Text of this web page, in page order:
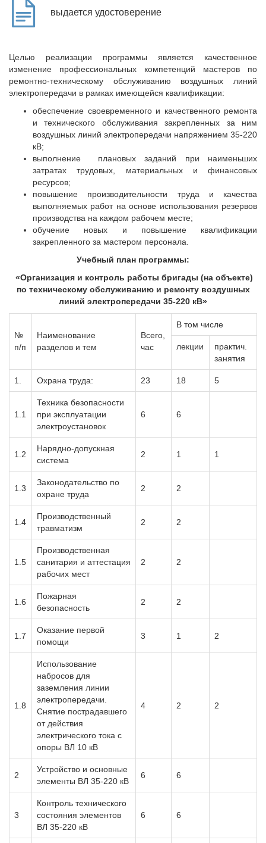
выдается удостоверение
Целью реализации программы является качественное
изменение профессиональных компетенций мастеров по
ремонтно-техническому обслуживанию воздушных линий
электропередачи в рамках имеющейся квалификации:
обеспечение своевременного и качественного ремонта
и технического обслуживания закрепленных за ним
воздушных линий электропередачи напряжением 35-220
кВ;
выполнение плановых заданий при наименьших
затратах трудовых, материальных и финансовых
ресурсов;
повышение производительности труда и качества
выполняемых работ на основе использования резервов
производства на каждом рабочем месте;
обучение новых и повышение квалификации
закрепленного за мастером персонала.
Учебный план программы:
«Организация и контроль работы бригады (на объекте)
по техническому обслуживанию и ремонту воздушных
линий электропередачи 35-220 кВ»
№
п/п
Наименование
разделов и тем
Всего,
час
В том числе
лекции
практич.
занятия
1. Охрана труда: 23 18 5
1.1
Техника безопасности
при эксплуатации
электроустановок
6 6
1.2
Нарядно-допускная
система
2 1 1
1.3
Законодательство по
охране труда
2 2
1.4
Производственный
травматизм
2 2
1.5
Производственная
санитария и аттестация
рабочих мест
2 2
1.6
Пожарная
безопасность
2 2
1.7
Оказание первой
помощи
3 1 2
1.8
Использование
набросов для
заземления линии
электропередачи.
Снятие пострадавшего
от действия
электрического тока с
опоры ВЛ 10 кВ
4 2 2
2
Устройство и основные
элементы ВЛ 35-220 кВ
6 6
3
Контроль технического
состояния элементов
ВЛ 35-220 кВ
6 6